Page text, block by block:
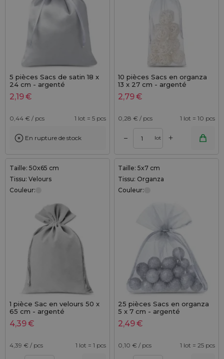
5 pièces Sacs de satin 18 x
24 cm - argenté
2,19€
0,44 € / pcs 1 lot = 5 pcs
En rupture de stock
10 pièces Sacs en organza
13 x 27 cm - argenté
2,79€
0,28 € / pcs 1 lot = 10 pcs
– lot +
Taille: 50x65 cm
Tissu: Velours
Couleur:
1 pièce Sac en velours 50 x
65 cm - argenté
4,39€
4,39 € / pcs 1 lot = 1 pcs
Taille: 5x7 cm
Tissu: Organza
Couleur:
25 pièces Sacs en organza
5 x 7 cm - argenté
2,49€
0,10 € / pcs 1 lot = 25 pcs